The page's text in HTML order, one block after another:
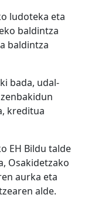
ludoteka eta
baldintza
baldintza
bada, udal-
kreditua
EH Bildu talde
Osakidetzako
aurka eta
alde.